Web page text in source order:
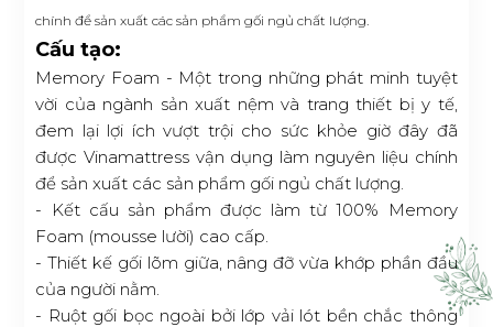
chính để sản xuất các sản phẩm gối ngủ chất lượng.
Cấu tạo:
Memory Foam - Một trong những phát minh tuyệt
vời của ngành sản xuất nệm và trang thiết bị y tế,
đem lại lợi ích vượt trội cho sức khỏe giờ đây đã
được Vinamattress vận dụng làm nguyên liệu chính
để sản xuất các sản phẩm gối ngủ chất lượng.
- Kết cấu sản phẩm được làm từ 100% Memory
Foam (mousse lười) cao cấp.
- Thiết kế gối lõm giữa, nâng đỡ vừa khớp phần đầu
của người nằm.
- Ruột gối bọc ngoài bởi lớp vải lót bền chắc thông